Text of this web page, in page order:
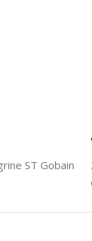
ST Gobain